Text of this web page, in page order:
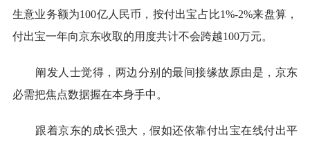
生意业务额为100亿人民币，按付出宝占比1%-2%来盘算，
付出宝一年向京东收取的用度共计不会跨越100万元。
阐发人士觉得，两边分别的最间接缘故原由是，京东
必需把焦点数据握在本身手中。
跟着京东的成长强大，假如还依靠付出宝在线付出平